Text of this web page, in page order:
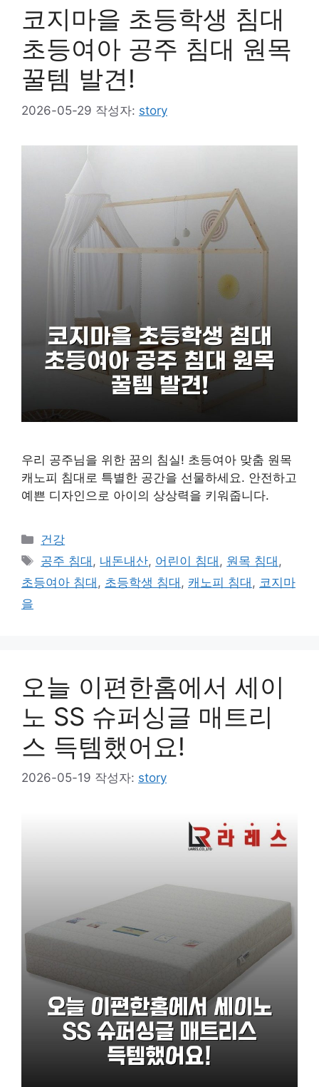
코지마을 초등학생 침대
초등여아 공주 침대 원목
꿀템 발견!
2026-05-29 작성자: story
우리 공주님을 위한 꿈의 침실! 초등여아 맞춤 원목
캐노피 침대로 특별한 공간을 선물하세요. 안전하고
예쁜 디자인으로 아이의 상상력을 키워줍니다.
카
테
고
리
건강
태
그
공주 침대 , 내돈내산, 어린이 침대 , 원목 침대 ,
초등여아 침대 , 초등학생 침대 , 캐노피 침대 , 코지마
을
오늘 이편한홈에서 세이
노 SS 슈퍼싱글 매트리
스 득템했어요!
2026-05-19 작성자: story